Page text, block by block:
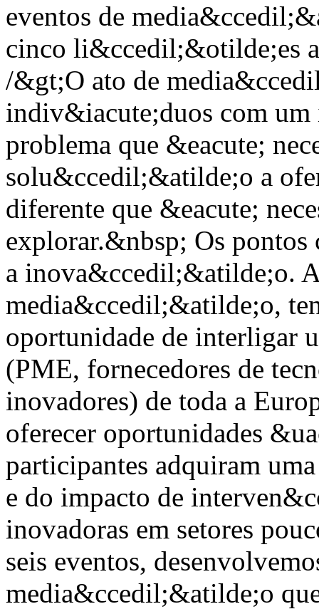
eventos de
cinco li&ccedil;&otilde;es
/&gt;O ato de
indiv&iacute;duos com um
problema que &eacute;
solu&ccedil;&atilde;o a
diferente que &eacute;
explorar.&nbsp; Os
a inova&ccedil;&atilde;o.
media&ccedil;&atilde;o,
oportunidade de interligar
(PME, fornecedores de
inovadores) de toda a
oferecer oportunidades
participantes adquiram
e do impacto de
inovadoras em setores
seis eventos,
media&ccedil;&atilde;o